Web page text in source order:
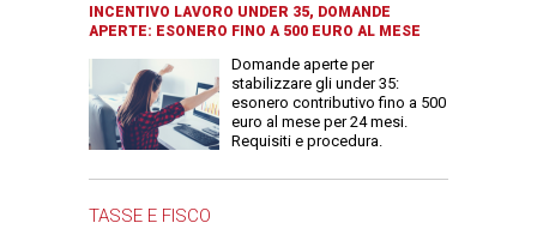
INCENTIVO LAVORO UNDER 35, DOMANDE
APERTE: ESONERO FINO A 500 EURO AL MESE
Domande aperte per
stabilizzare gli under 35:
esonero contributivo fino a 500
euro al mese per 24 mesi.
Requisiti e procedura.
TASSE E FISCO